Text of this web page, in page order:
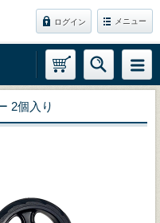
ログイン メニュー
2個入り